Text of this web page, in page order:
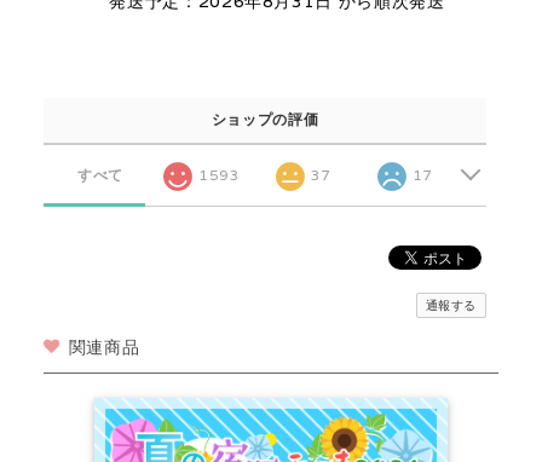
ショップの評価
すべて 1593 37 17
通報する
関連商品